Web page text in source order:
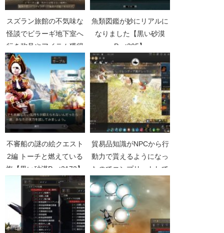
スズラン旅館の不気味な
怪談でビラーギ地下室へ
行き称号やアイテム獲得
【黒い砂漠Part3453】
魚類図鑑が妙にリアルに
なりました【黒い砂漠
Part305】
不審船の謎の絵クエスト
2編 トーチと燃えている
旗【黒い砂漠Part3173】
貿易品知識がNPCから行
動力で貰えるようになっ
たのでコンプリートして
きた【黒い砂漠
Part4258】